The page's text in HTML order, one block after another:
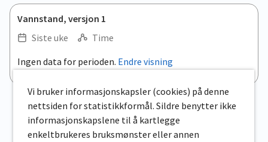
Vannstand, versjon 1
Siste uke
Time
Ingen data for perioden. Endre visning
Vi bruker informasjonskapsler (cookies) på denne
nettsiden for statistikkformål. Sildre benytter ikke
informasjonskapslene til å kartlegge
enkeltbrukeres bruksmønster eller annen